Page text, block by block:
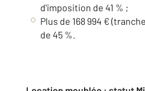
d'imposition de 41 % ;
Plus de 168 994 €
de 45 %.